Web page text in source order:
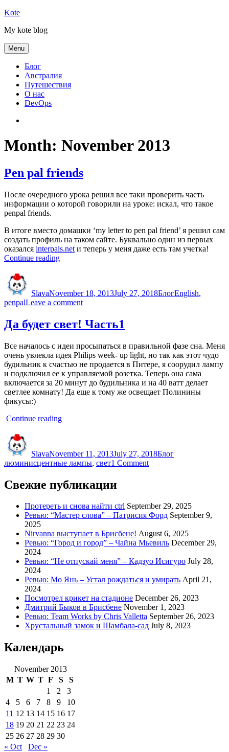
Skip
content
Kote
My kote blog
Menu
Блог
Австралия
Путешествия
О нас
DevOps
Month: November 2013
Pen pal friends
После очередного урока решил все таки проверить часть
информации о которой говорили на уроке: искал, что такое
penpal friends.
В итоге вместо домашки ‘my letter to pen pal friend’ я решил сам
создать профиль на таком сайте. Буквально один из первых
оказался interpals.net и теперь у меня даже есть там учетка!
Continue reading“Pen
SlavaNovember 18, 2013July 27, 2018БлогEnglish,
penpalLeave a commenton
pal
friends
Да будет свет! Часть1
Все началось с идеи просыпаться в правильной фазе сна. Меня
очень увлекла идея Philips week- up light, но так как этот чудо
будильник к счастью не продается в Питере, я соорудил лампу
и подключил ее к управляемой розетка. Теперь она сама
включается за 20 минут до будильника и на 40 ватт делает
светлее комнату! Да еще к тому же освещает Полинины
фикусы:)
Continue reading“Да
SlavaNovember 11, 2013July 27, 2018Блог
люминисцентные лампы, свет1 Commenton
Свежие публикации
Протереть и снова найти ctrl September 29, 2025
Ревью: “Мастер слова” – Патрисия Форд September 9,
2025
Nirvanna выступает в Брисбене! August 6, 2025
Ревью: “Город и город” – Чайна Мьевиль December 29,
2024
Ревью: “Не отпускай меня” – Кадзуо Исигуро July 28,
2024
Ревью: Мо Янь – Устал рождаться и умирать April 21,
2024
Посмотрел крикет на стадионе December 26, 2023
Дмитрий Быков в Брисбене November 1, 2023
Ревью: Team Works by Chris Valletta September 26, 2023
Хрустальный замок и Шамбала-сад July 8, 2023
Календарь
November 2013
M T W T F S
S
1
2
3
4
5 6 7 8 9
10
11 12 13 14 15 16 17
18 19 20 21 22 23 24
25 26 27 28 29 30
« Oct
Dec »